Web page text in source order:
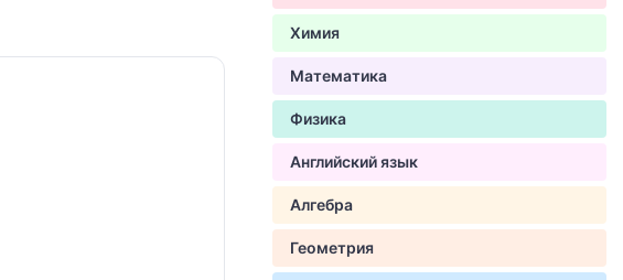
Химия
Математика
Физика
Английский язык
Алгебра
Геометрия